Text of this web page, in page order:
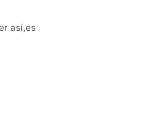
así,es